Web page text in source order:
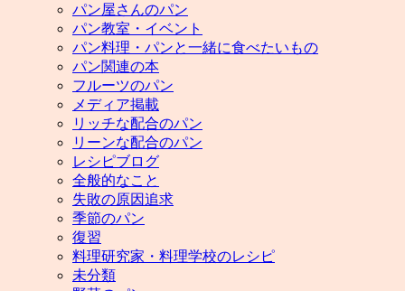
パン屋さんのパン
パン教室・イベント
パン料理・パンと一緒に食べたいもの
パン関連の本
フルーツのパン
メディア掲載
リッチな配合のパン
リーンな配合のパン
レシピブログ
全般的なこと
失敗の原因追求
季節のパン
復習
料理研究家・料理学校のレシピ
未分類